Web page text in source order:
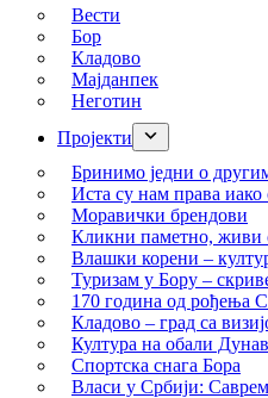
Вести
Бор
Кладово
Мајданпек
Неготин
Пројекти
Бринимо једни о
Иста су нам права иако
Моравички брендови
Кликни паметно, живи
Влашки корени –
Туризам у Бору –
170 година од рођења
Кладово – град са
Култура на обали
Спортска снага Бора
Власи у Србији: